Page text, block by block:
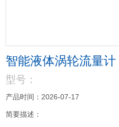
智能液体涡轮流量计
型号：
产品时间：2026-07-17
简要描述：